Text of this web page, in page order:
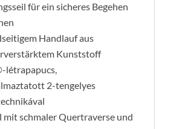
für ein sicheres Begehen
Handlauf aus
Kunststoff
létrapapucs,
2-tengelyes
mit schmaler Quertraverse und